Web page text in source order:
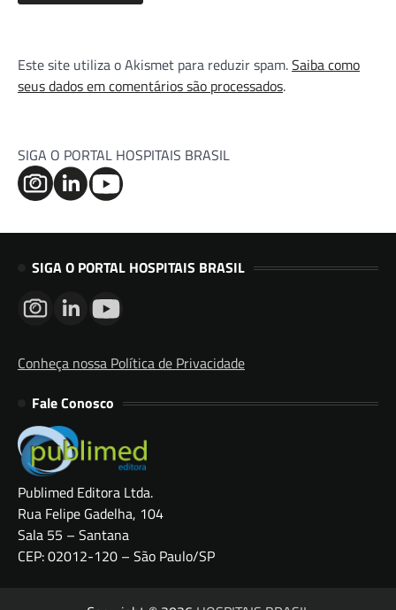
Este site utiliza o Akismet para reduzir spam.Saiba como
seus dados em comentários são processados.
SIGA O PORTAL HOSPITAIS BRASIL
SIGA O PORTAL HOSPITAIS BRASIL
Conheça nossa Política de Privacidade
Fale Conosco
Publimed Editora Ltda.
Rua Felipe Gadelha, 104
Sala 55 – Santana
CEP: 02012-120 – São Paulo/SP